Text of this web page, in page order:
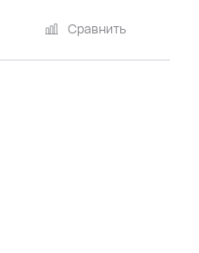
Сравнить